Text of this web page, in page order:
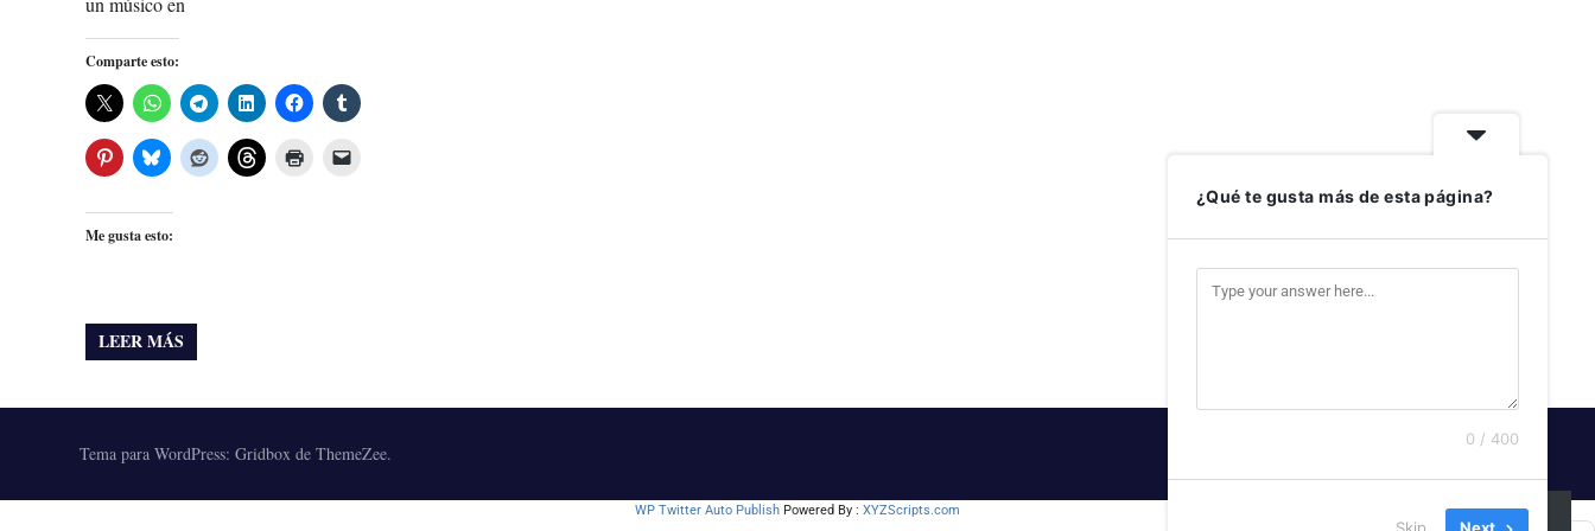
Comparte esto:
Me gusta esto:
LEER MÁS
Tema para WordPress: Gridbox de ThemeZee.
WP Twitter Auto Publish Powered By : XYZScripts.com SUSCRIBIRSE
¿Qué te gusta más de esta página?
0 / 400